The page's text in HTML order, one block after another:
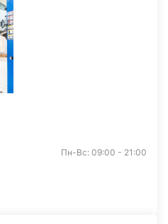
Пн-Вс: 09:00 - 21:00